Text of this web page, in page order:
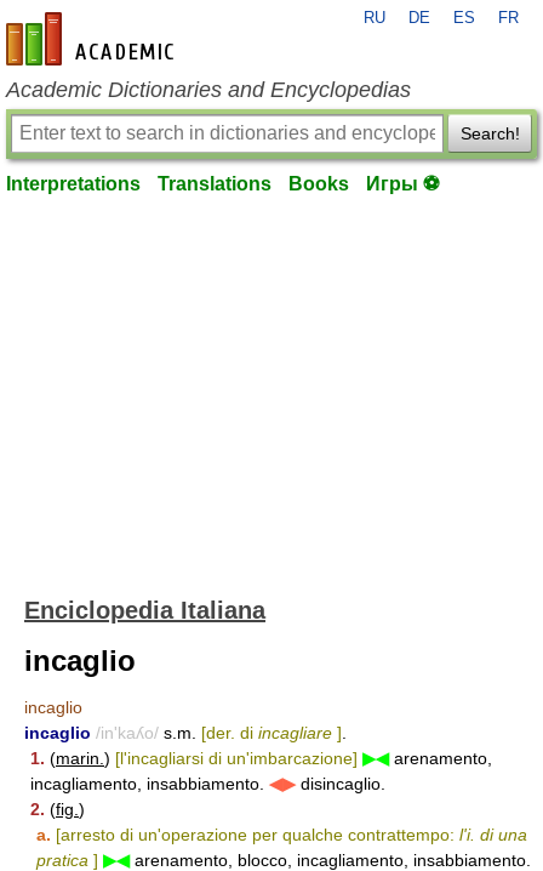
en-academic.com
RU DE ES FR
Academic Dictionaries and Encyclopedias
Search!
Interpretations Translations Books Игры ⚽
Enciclopedia Italiana
incaglio
incaglio
incaglio /in'kaʎo/ s.m. [der. di incagliare ]
1. (marin. ) [l'incagliarsi di un'imbarcazione] ▶◀arenamento,
incagliamento, insabbiamento. ◀▶disincaglio.
2. (fig. )
a. [arresto di un'operazione per qualche contrattempo: l'i. di una
pratica ] ▶◀arenamento, blocco, incagliamento, insabbiamento.